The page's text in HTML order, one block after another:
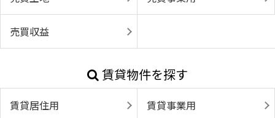
売買収益
賃貸物件を探す
賃貸居住用 賃貸事業用